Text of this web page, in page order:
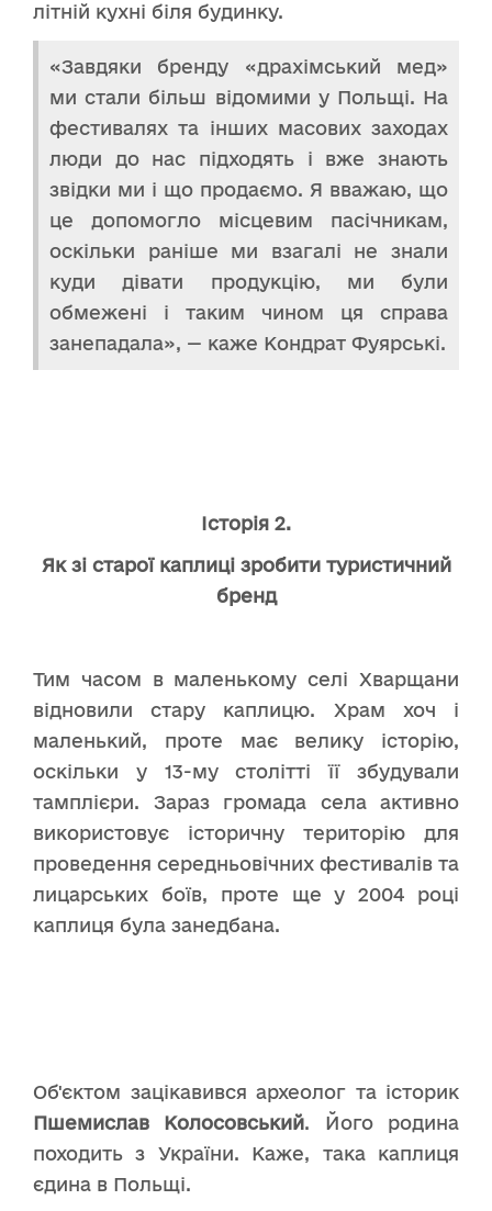
літній кухні біля будинку.
«Завдяки бренду «драхімський мед»
ми стали більш відомими у Польщі. На
фестивалях та інших масових заходах
люди до нас підходять і вже знають
звідки ми і що продаємо. Я вважаю, що
це допомогло місцевим пасічникам,
оскільки раніше ми взагалі не знали
куди дівати продукцію, ми були
обмежені і таким чином ця справа
занепадала», — каже Кондрат Фуярські.
Історія 2.
Як зі старої каплиці зробити туристичний
бренд
Тим часом в маленькому селі Хварщани
відновили стару каплицю. Храм хоч і
маленький, проте має велику історію,
оскільки у 13-му столітті її збудували
тамплієри. Зараз громада села активно
використовує історичну територію для
проведення середньовічних фестивалів та
лицарських боїв, проте ще у 2004 році
каплиця була занедбана.
Об'єктом зацікавився археолог та історик
Пшемислав Колосовський. Його родина
походить з України. Каже, така каплиця
єдина в Польщі.